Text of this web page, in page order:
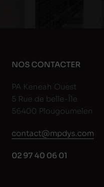
NOS CONTACTER
PA Keneah Ouest
5 Rue de belle-Île
56400 Plougoumelen
contact@mpdys.com
02 97 40 06 01